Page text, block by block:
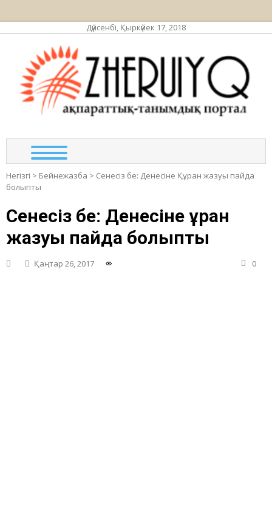
Дүйсенбі, Қыркүйек 17, 2018
Негізгі > Бейнежазба > Сенесіз бе: Денесіне Құран жазуы пайда
болыпты
Сенесіз бе: Денесіне Құран
жазуы пайда болыпты
Қаңтар 26, 2017 0